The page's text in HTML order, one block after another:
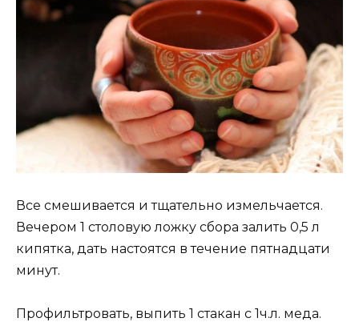
Все смешивается и тщательно измельчается.
Вечером 1 столовую ложку сбора залить 0,5 л
кипятка, дать настоятся в течение пятнадцати
минут.
Профильтровать, выпить 1 стакан с 1ч.л. меда.